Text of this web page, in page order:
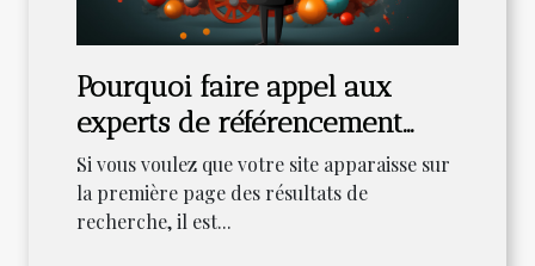
Pourquoi faire appel aux
experts de référencement
web ?
Si vous voulez que votre site apparaisse sur
la première page des résultats de
recherche, il est...